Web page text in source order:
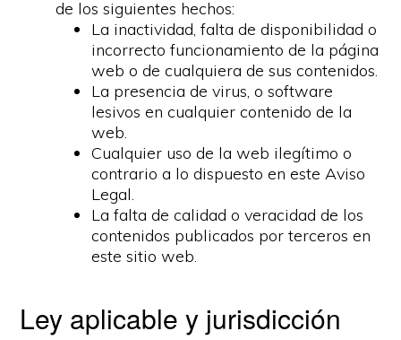
de los siguientes hechos:
La inactividad, falta de disponibilidad o
incorrecto funcionamiento de la página
web o de cualquiera de sus contenidos.
La presencia de virus, o software
lesivos en cualquier contenido de la
web.
Cualquier uso de la web ilegítimo o
contrario a lo dispuesto en este Aviso
Legal.
La falta de calidad o veracidad de los
contenidos publicados por terceros en
este sitio web.
Ley aplicable y jurisdicción